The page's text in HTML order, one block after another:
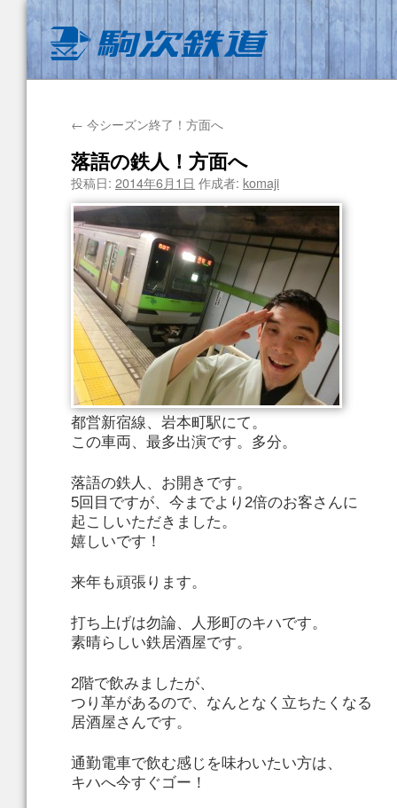
← 今シーズン終了！方面へ
落語の鉄人！方面へ
投稿日: 2014年6月1日 作成者: komaji
都営新宿線、岩本町駅にて。
この車両、最多出演です。多分。
落語の鉄人、お開きです。
5回目ですが、今までより2倍のお客さんに
起こしいただきました。
嬉しいです！
来年も頑張ります。
打ち上げは勿論、人形町のキハです。
素晴らしい鉄居酒屋です。
2階で飲みましたが、
つり革があるので、なんとなく立ちたくなる
居酒屋さんです。
通勤電車で飲む感じを味わいたい方は、
キハへ今すぐゴー！